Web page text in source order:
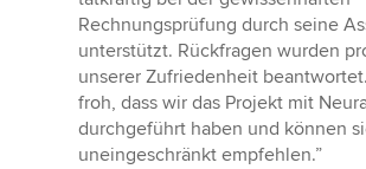
Rechnungsprüfung durch seine
unterstützt. Rückfragen wurden
unserer Zufriedenheit
froh, dass wir das Projekt mit
durchgeführt haben und können
uneingeschränkt empfehlen.”